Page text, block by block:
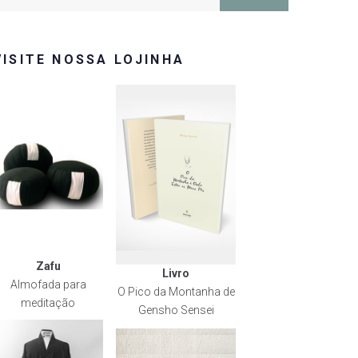
NOSSA LOJINHA
Zafu
Almofada para
meditação
Livro
O Pico da Montanha de
Gensho Sensei